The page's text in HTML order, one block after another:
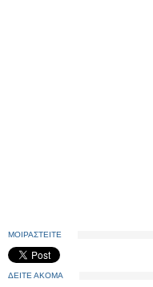
ΜΟΙΡΑΣΤΕΙΤΕ
ΔΕΙΤΕ ΑΚΟΜΑ